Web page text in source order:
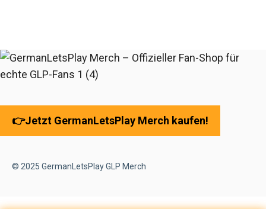
👉Jetzt GermanLetsPlay Merch kaufen!
© 2025 GermanLetsPlay GLP Merch